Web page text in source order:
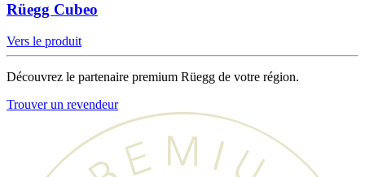
Rüegg Cubeo
Vers le produit
Découvrez le partenaire premium Rüegg de votre région.
Trouver un revendeur